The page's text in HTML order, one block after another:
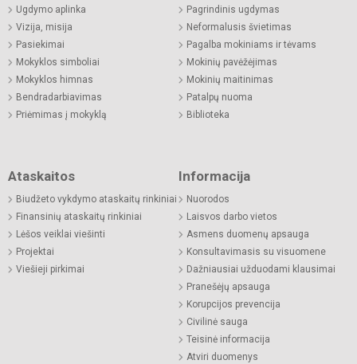
Ugdymo aplinka
Vizija, misija
Pasiekimai
Mokyklos simboliai
Mokyklos himnas
Bendradarbiavimas
Priėmimas į mokyklą
Pagrindinis ugdymas
Neformalusis švietimas
Pagalba mokiniams ir tėvams
Mokinių pavėžėjimas
Mokinių maitinimas
Patalpų nuoma
Biblioteka
Ataskaitos
Biudžeto vykdymo ataskaitų rinkiniai
Finansinių ataskaitų rinkiniai
Lėšos veiklai viešinti
Projektai
Viešieji pirkimai
Informacija
Nuorodos
Laisvos darbo vietos
Asmens duomenų apsauga
Konsultavimasis su visuomene
Dažniausiai užduodami klausimai
Pranešėjų apsauga
Korupcijos prevencija
Civilinė sauga
Teisinė informacija
Atviri duomenys